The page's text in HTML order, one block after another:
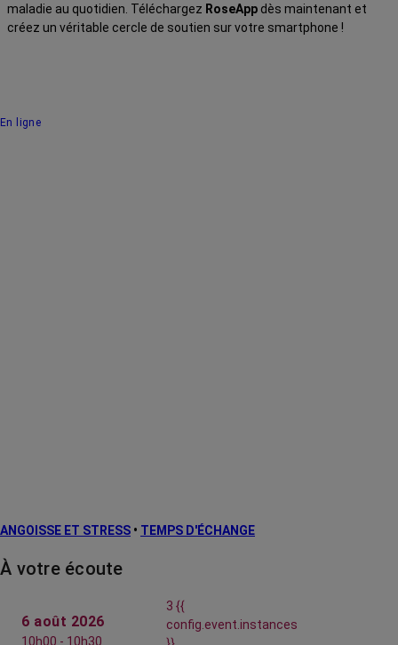
maladie au quotidien. Téléchargez RoseApp dès maintenant et
créez un véritable cercle de soutien sur votre smartphone !
En ligne
ANGOISSE ET STRESS • TEMPS D'ÉCHANGE
À votre écoute
6 août 2026
10h00 - 10h30
3 {{
config.event.instances